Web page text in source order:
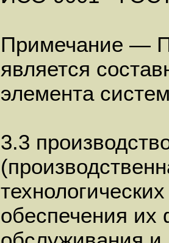
Примечание —
является
элемента
3.3
обеспечения их